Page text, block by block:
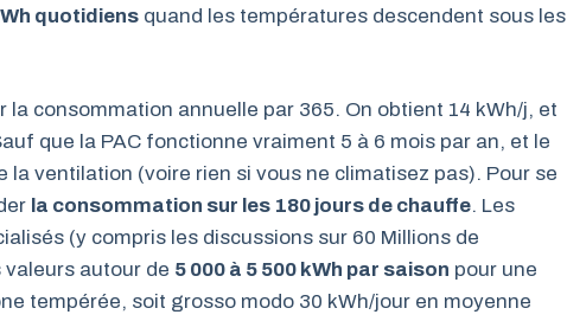
quotidiens quand les températures descendent sous les
la consommation annuelle par 365. On obtient 14 kWh/j, et
que la PAC fonctionne vraiment 5 à 6 mois par an, et le
la ventilation (voire rien si vous ne climatisez pas). Pour se
la consommation sur les 180 jours de chauffe. Les
(y compris les discussions sur 60 Millions de
autour de 5 000 à 5 500 kWh par saison pour une
tempérée, soit grosso modo 30 kWh/jour en moyenne